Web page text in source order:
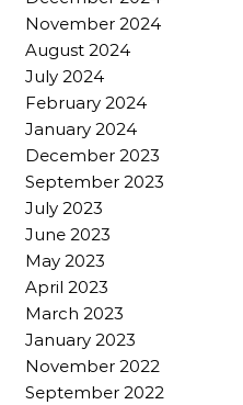
November 2024
August 2024
July 2024
February 2024
January 2024
December 2023
September 2023
July 2023
June 2023
May 2023
April 2023
March 2023
January 2023
November 2022
September 2022